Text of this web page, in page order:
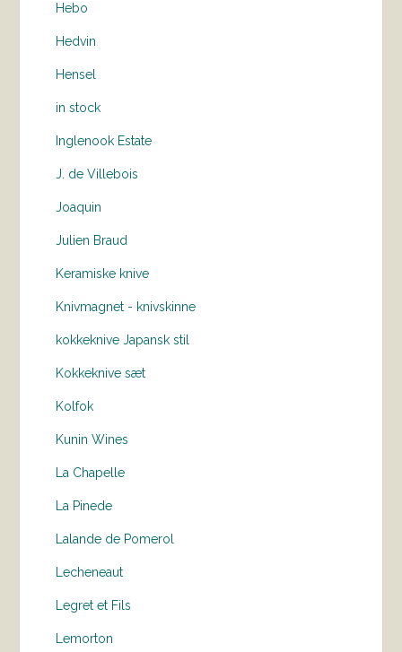
Hebo
Hedvin
Hensel
in stock
Inglenook Estate
J. de Villebois
Joaquin
Julien Braud
Keramiske knive
Knivmagnet - knivskinne
kokkeknive Japansk stil
Kokkeknive sæt
Kolfok
Kunin Wines
La Chapelle
La Pinede
Lalande de Pomerol
Lecheneaut
Legret et Fils
Lemorton